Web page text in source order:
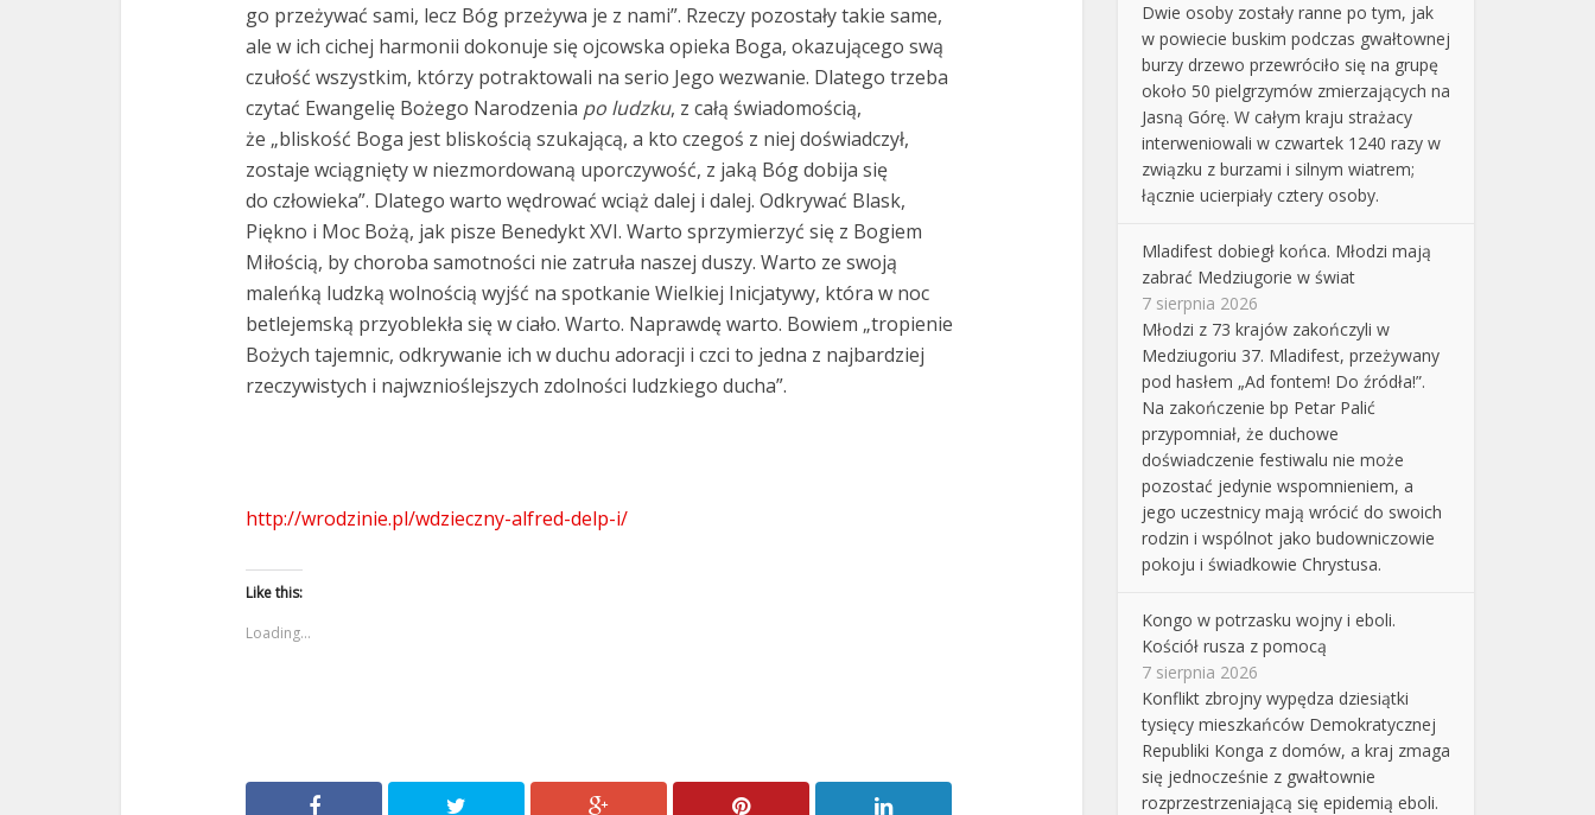
go przeżywać sami, lecz Bóg przeżywa je z nami”. Rzeczy pozostały takie same,
ale w ich cichej harmonii dokonuje się ojcowska opieka Boga, okazującego swą
czułość wszystkim, którzy potraktowali na serio Jego wezwanie. Dlatego trzeba
czytać Ewangelię Bożego Narodzenia po ludzku, z całą świadomością,
że „bliskość Boga jest bliskością szukającą, a kto czegoś z niej doświadczył,
zostaje wciągnięty w niezmordowaną uporczywość, z jaką Bóg dobija się
do człowieka”. Dlatego warto wędrować wciąż dalej i dalej. Odkrywać Blask,
Piękno i Moc Bożą, jak pisze Benedykt XVI. Warto sprzymierzyć się z Bogiem
Miłością, by choroba samotności nie zatruła naszej duszy. Warto ze swoją
maleńką ludzką wolnością wyjść na spotkanie Wielkiej Inicjatywy, która w noc
betlejemską przyoblekła się w ciało. Warto. Naprawdę warto. Bowiem „tropienie
Bożych tajemnic, odkrywanie ich w duchu adoracji i czci to jedna z najbardziej
rzeczywistych i najwznioślejszych zdolności ludzkiego ducha”.
http://wrodzinie.pl/wdzieczny-alfred-delp-i/
Like this:
Loading...
Dwie osoby zostały ranne po tym, jak
w powiecie buskim podczas gwałtownej
burzy drzewo przewróciło się na grupę
około 50 pielgrzymów zmierzających na
Jasną Górę. W całym kraju strażacy
interweniowali w czwartek 1240 razy w
związku z burzami i silnym wiatrem;
łącznie ucierpiały cztery osoby.
Mladifest dobiegł końca. Młodzi mają
zabrać Medziugorie w świat
7 sierpnia 2026
Młodzi z 73 krajów zakończyli w
Medziugoriu 37. Mladifest, przeżywany
pod hasłem „Ad fontem! Do źródła!”.
Na zakończenie bp Petar Palić
przypomniał, że duchowe
doświadczenie festiwalu nie może
pozostać jedynie wspomnieniem, a
jego uczestnicy mają wrócić do swoich
rodzin i wspólnot jako budowniczowie
pokoju i świadkowie Chrystusa.
Kongo w potrzasku wojny i eboli.
Kościół rusza z pomocą
7 sierpnia 2026
Konflikt zbrojny wypędza dziesiątki
tysięcy mieszkańców Demokratycznej
Republiki Konga z domów, a kraj zmaga
się jednocześnie z gwałtownie
rozprzestrzeniającą się epidemią eboli.